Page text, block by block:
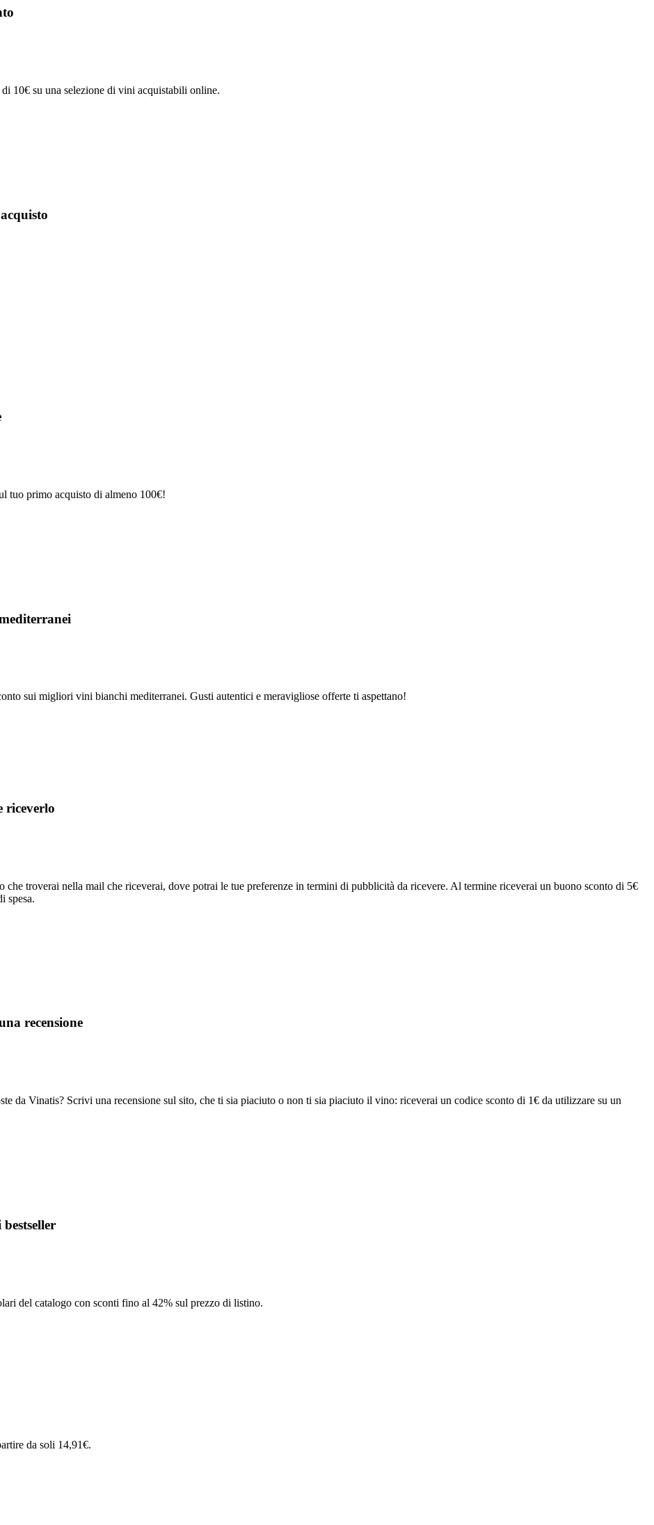
10€ su una selezione di vini acquistabili online.
tuo primo acquisto di almeno 100€!
sui migliori vini bianchi mediterranei. Gusti autentici e meravigliose offerte ti aspettano!
riceverlo
troverai nella mail che riceverai, dove potrai le tue preferenze in termini di pubblicità da ricevere. Al termine riceverai un buono sconto di 5€
spesa.
recensione
da Vinatis? Scrivi una recensione sul sito, che ti sia piaciuto o non ti sia piaciuto il vino: riceverai un codice sconto di 1€ da utilizzare su un
del catalogo con sconti fino al 42% sul prezzo di listino.
da soli 14,91€.